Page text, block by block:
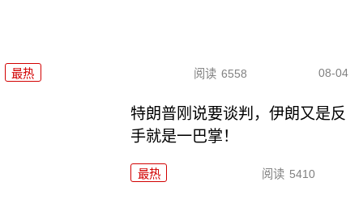
最热 阅读 6558 08-04
特朗普刚说要谈判，伊朗又是反
手就是一巴掌！
最热 阅读 5410